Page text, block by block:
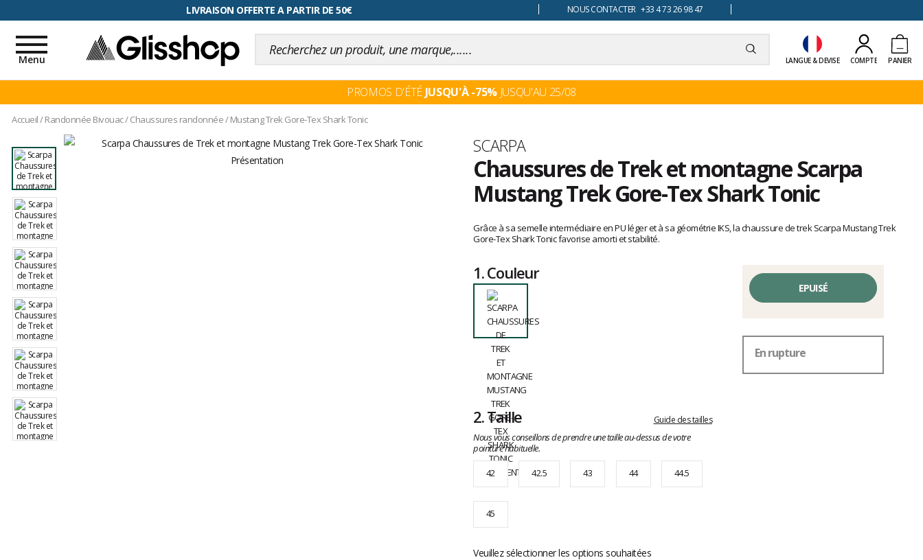
RETOUR FACILITÉ, 100 jours pour changer d'avis NOUS CONTACTER +33 4 73 26 98 47
LANGUE & DEVISE COMPTE PANIER
Toggle
navigation
Menu
PROMOS D'ÉTÉ JUSQU'À -75%JUSQU'AU 25/08
Accueil/Randonnée Bivouac/Chaussures randonnée/Mustang Trek Gore-Tex Shark Tonic
Marque
SCARPA
Chaussures de Trek et montagne Scarpa
Mustang Trek Gore-Tex Shark Tonic
avis
clients
Grâce à sa semelle intermédiaire en PU léger et à sa géométrie IKS, la chaussure de trek Scarpa Mustang Trek
Gore-Tex Shark Tonic favorise amorti et stabilité.
1.Couleur
2.Taille Guide des tailles
Nous vous conseillons de prendre une taille au-dessus de votre
pointure habituelle.
42
42.5 43 44 44.5
45
Veuillez sélectionner les options souhaitées
EPUISÉ
En rupture